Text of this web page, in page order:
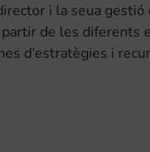
i la seua
de les
d’estratègies i